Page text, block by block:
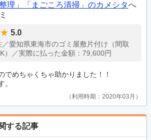
理」「まごころ清掃」のカメシタへ
5.0
愛知県東海市のゴミ屋敷片付け（間取
）／実際に払った金額：79,600円
でめちゃくちゃ助かりました！！
。
利用時期：2020年03月
する記事